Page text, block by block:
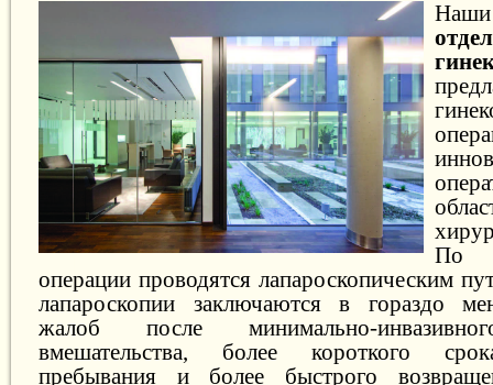
По
операции проводятся лапароскопическим
лапароскопии заключаются в гораздо
жалоб после минимально-
вмешательства, более короткого
пребывания и более быстрого